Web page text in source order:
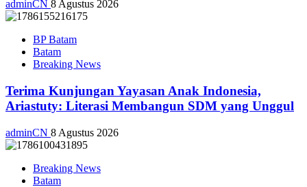
adminCN 8 Agustus 2026
BP Batam
Batam
Breaking News
Terima Kunjungan Yayasan Anak Indonesia,
Ariastuty: Literasi Membangun SDM yang Unggul
adminCN 8 Agustus 2026
Breaking News
Batam